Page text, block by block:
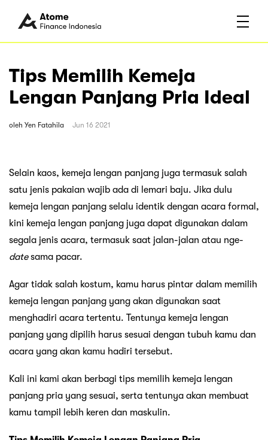
Tips Memilih Kemeja
Lengan Panjang Pria Ideal
oleh Yen Fatahila Jun 16 2021
Selain kaos, kemeja lengan panjang juga termasuk salah
satu jenis pakaian wajib ada di lemari baju. Jika dulu
kemeja lengan panjang selalu identik dengan acara formal,
kini kemeja lengan panjang juga dapat digunakan dalam
segala jenis acara, termasuk saat jalan-jalan atau nge-
datesama pacar.
Agar tidak salah kostum, kamu harus pintar dalam memilih
kemeja lengan panjang yang akan digunakan saat
menghadiri acara tertentu. Tentunya kemeja lengan
panjang yang dipilih harus sesuai dengan tubuh kamu dan
acara yang akan kamu hadiri tersebut.
Kali ini kami akan berbagi tips memilih kemeja lengan
panjang pria yang sesuai, serta tentunya akan membuat
kamu tampil lebih keren dan maskulin.